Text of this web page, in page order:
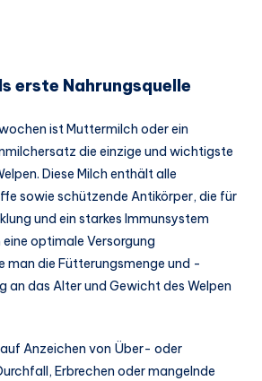
erste Nahrungsquelle
ist Muttermilch oder ein
die einzige und wichtigste
Diese Milch enthält alle
sowie schützende Antikörper, die für
und ein starkes Immunsystem
eine optimale Versorgung
man die Fütterungsmenge und -
an das Alter und Gewicht des Welpen
Anzeichen von Über- oder
Erbrechen oder mangelnde